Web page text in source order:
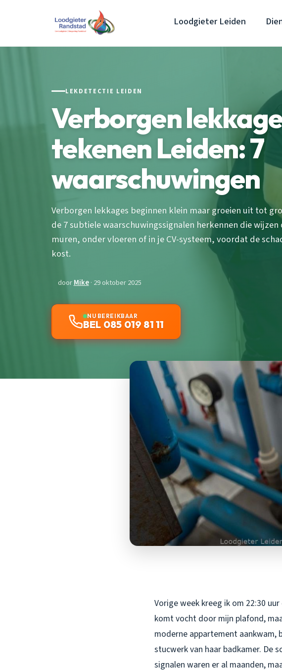
Loodgieter Leiden
LEKDETECTIE LEIDEN
Verborgen
tekenen Leiden: 7
waarschuwingen
Verborgen lekkages beginnen klein maar groeien uit tot
de 7 subtiele waarschuwingssignalen herkennen die
muren, onder vloeren of in je CV-systeem, voordat de
kost.
doorMike· 29 oktober 2025
NU BEREIKBAAR
BEL 085 019 81 11
Vorige week kreeg ik om 22:30
komt vocht door mijn plafond,
moderne appartement aankwam,
stucwerk van haar badkamer. De
signalen waren er al maanden,